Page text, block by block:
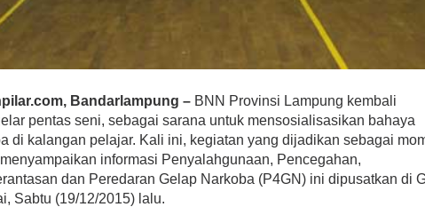
Bandarlampung – BNN Provinsi Lampung kembali
pentas seni, sebagai sarana untuk mensosialisasikan bahaya
di kalangan pelajar. Kali ini, kegiatan yang dijadikan sebagai
informasi Penyalahgunaan, Pencegahan,
dan Peredaran Gelap Narkoba (P4GN) ini dipusatkan di
Sabtu (19/12/2015) lalu.